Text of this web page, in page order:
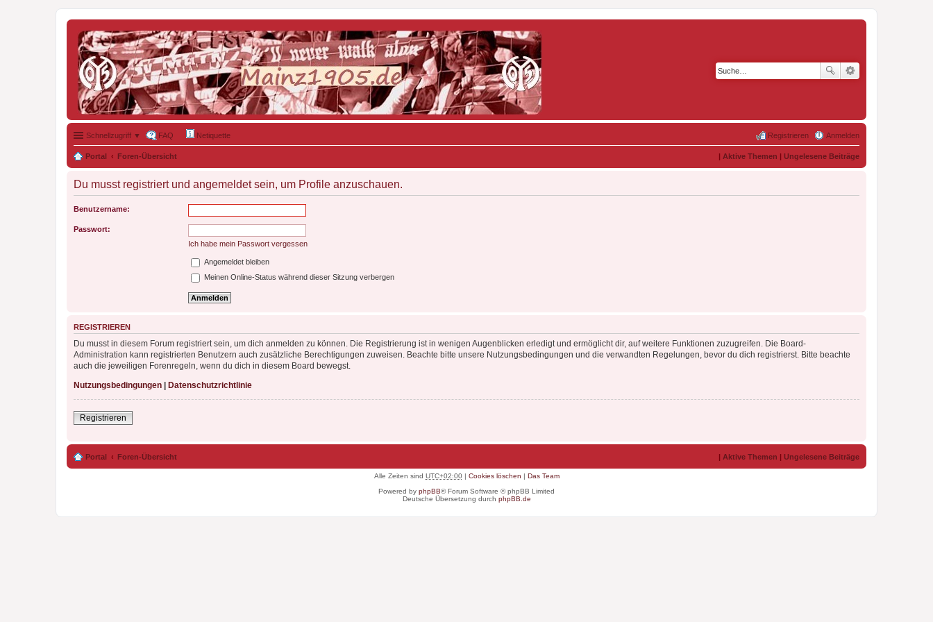
Schnellzugriff ▼ FAQ Netiquette Anmelden
Registrieren
Portal Foren-Übersicht | Aktive Themen | Ungelesene Beiträge
Du musst registriert und angemeldet sein, um Profile anzuschauen.
Benutzername:
Passwort:
Ich habe mein Passwort vergessen
Angemeldet bleiben
Meinen Online-Status während dieser Sitzung verbergen
REGISTRIEREN
Du musst in diesem Forum registriert sein, um dich anmelden zu können. Die Registrierung ist in wenigen Augenblicken erledigt und ermöglicht dir, auf weitere Funktionen zuzugreifen. Die Board-
Administration kann registrierten Benutzern auch zusätzliche Berechtigungen zuweisen. Beachte bitte unsere Nutzungsbedingungen und die verwandten Regelungen, bevor du dich registrierst. Bitte beachte
auch die jeweiligen Forenregeln, wenn du dich in diesem Board bewegst.
Nutzungsbedingungen | Datenschutzrichtlinie
Registrieren
Portal Foren-Übersicht | Aktive Themen | Ungelesene Beiträge
Alle Zeiten sind UTC+02:00| Cookies löschen | Das Team
Powered by phpBB® Forum Software © phpBB Limited
Deutsche Übersetzung durch phpBB.de